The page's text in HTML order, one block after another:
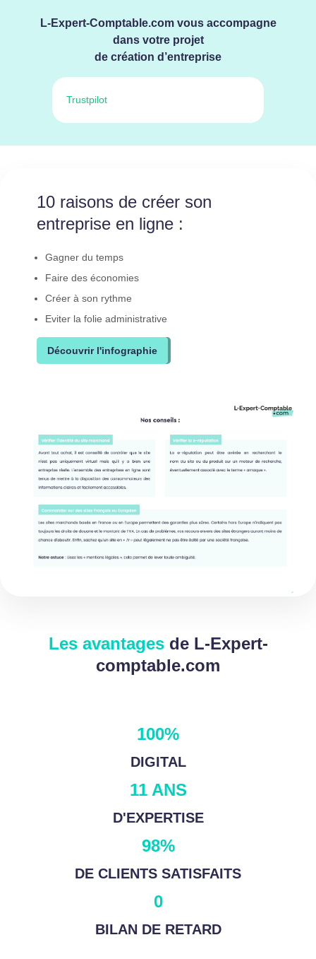
L-Expert-Comptable.com vous accompagne
dans votre projet
de création d’entreprise
Trustpilot
10 raisons de créer son
entreprise en ligne :
Gagner du temps
Faire des économies
Créer à son rythme
Eviter la folie administrative
Découvrir l'infographie
Les avantages de L-Expert-
comptable.com
100%
DIGITAL
11 ANS
D'EXPERTISE
98%
DE CLIENTS SATISFAITS
0
BILAN DE RETARD